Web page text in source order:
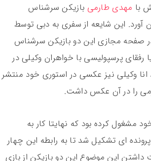
با مهدی طارمی بازیکن سرشناس
آورد. این شایعه از سفری به دبی توسط
صفحه مجازی این دو بازیکن سرشناس
پرسپولیسی با خواهران وکیلی در
وکیلی نیز عکسی در استوری خود منتشر
را در آن عکس داشت.
مشغول کرده بود که نهایتا کار به
ای تشکیل شد تا به رابطه این چهار
این موضوع این دو بازیکن از بازی